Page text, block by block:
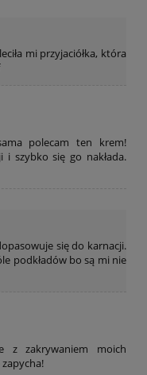
mi przyjaciółka, która
polecam ten krem!
i szybko się go nakłada.
się do karnacji.
podkładów bo są mi nie
z zakrywaniem moich